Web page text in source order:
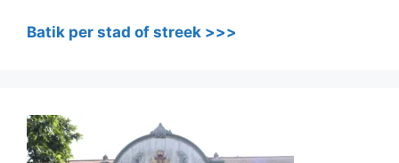
Batik per stad of streek >>>